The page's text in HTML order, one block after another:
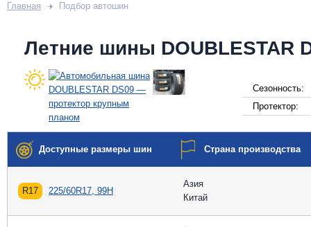
Главная Подбор автошин
Летние шины DOUBLESTAR
Сезонность:
Протектор:
Доступные размеры шин Страна производства
R17 225/60R17, 99H
Азия
Китай